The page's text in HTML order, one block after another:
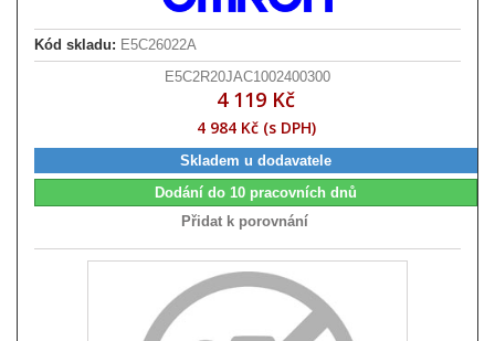
Kód skladu: E5C26022A
E5C2R20JAC1002400300
4 119 Kč
4 984 Kč (s DPH)
Skladem u dodavatele
Dodání do 10 pracovních dnů
Přidat k porovnání